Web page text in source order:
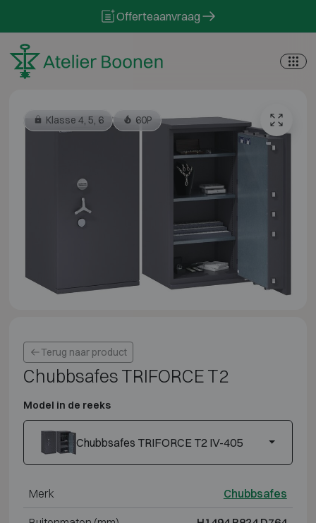
Offerteaanvraag
Klasse 4, 5, 6 60P
Terug naar product
Chubbsafes TRIFORCE T2
Model in de reeks
Chubbsafes TRIFORCE T2 IV-405
Merk Chubbsafes